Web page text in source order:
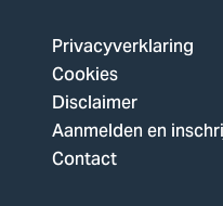
De
Haagse
Hogeschool,
ga
naar
de
Privacyverklaring
Cookies
Disclaimer
Aanmelden en
Contact